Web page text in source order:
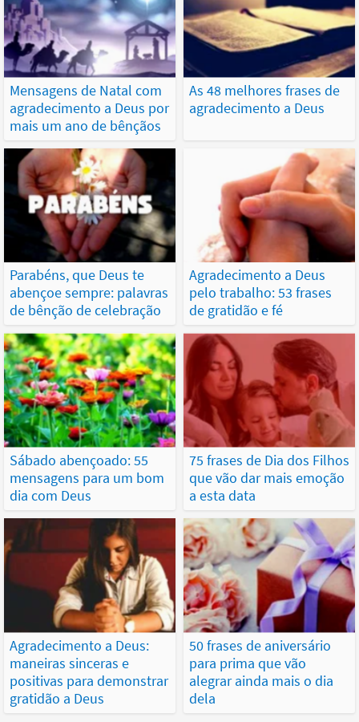
Mensagens de Natal com
agradecimento a Deus por
mais um ano de bênçãos
As 48 melhores frases de
agradecimento a Deus
Parabéns, que Deus te
abençoe sempre: palavras
de bênção de celebração
Agradecimento a Deus
pelo trabalho: 53 frases
de gratidão e fé
Sábado abençoado: 55
mensagens para um bom
dia com Deus
75 frases de Dia dos Filhos
que vão dar mais emoção
a esta data
Agradecimento a Deus:
maneiras sinceras e
positivas para demonstrar
gratidão a Deus
50 frases de aniversário
para prima que vão
alegrar ainda mais o dia
dela